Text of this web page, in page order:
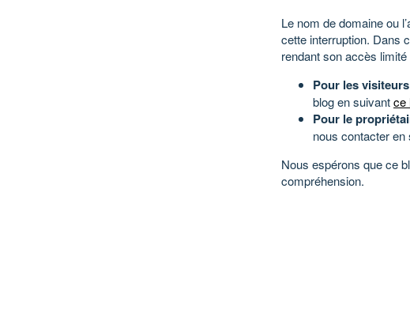
Le nom de domaine ou
cette interruption. Dans
rendant son accès limité
Pour les visiteurs
blog en suivantce
Pour le
nous contacter en
Nous espérons que ce
compréhension.